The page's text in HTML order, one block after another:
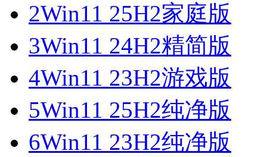
2Win11 25H2家庭版
3Win11 24H2精简版
4Win11 23H2游戏版
5Win11 25H2纯净版
6Win11 23H2纯净版